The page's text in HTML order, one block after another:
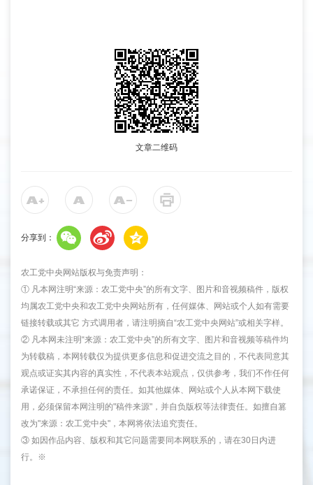
文章二维码
分享到：
农工党中央网站版权与免责声明：
① 凡本网注明“来源：农工党中央”的所有文字、图片和音视频稿件，版权
均属农工党中央和农工党中央网站所有，任何媒体、网站或个人如有需要
链接转载或其它 方式调用者，请注明摘自“农工党中央网站”或相关字样。
② 凡本网未注明“来源：农工党中央”的所有文字、图片和音视频等稿件均
为转载稿，本网转载仅为提供更多信息和促进交流之目的，不代表同意其
观点或证实其内容的真实性，不代表本站观点，仅供参考，我们不作任何
承诺保证，不承担任何的责任。如其他媒体、网站或个人从本网下载使
用，必须保留本网注明的"稿件来源"，并自负版权等法律责任。如擅自篡
改为"来源：农工党中央"，本网将依法追究责任。
③ 如因作品内容、版权和其它问题需要同本网联系的，请在30日内进
行。※